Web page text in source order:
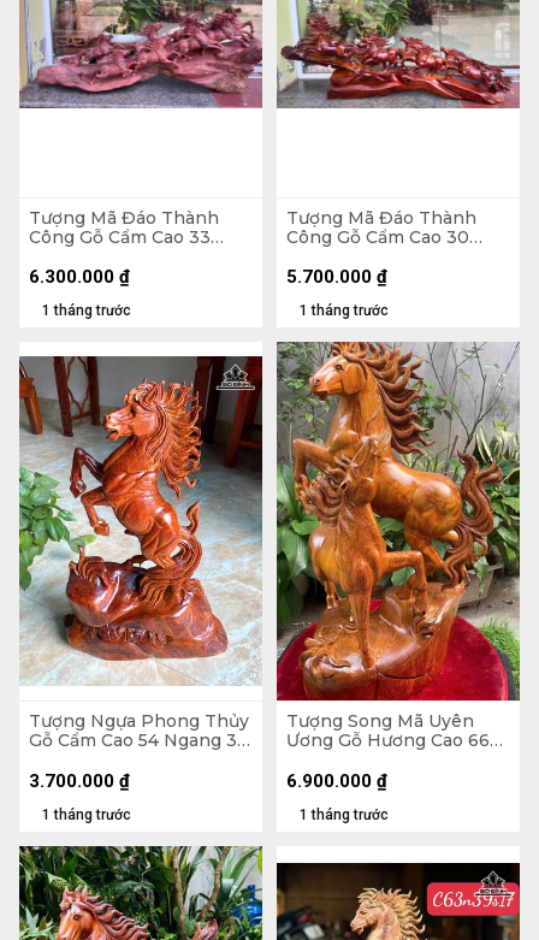
Tượng Mã Đáo Thành
Công Gỗ Cẩm Cao 33
1 tháng trước
6.300.000 ₫
Tượng Mã Đáo Thành
Công Gỗ Cẩm Cao 30
1 tháng trước
5.700.000 ₫
Tượng Ngựa Phong Thủy
Gỗ Cẩm Cao 54 Ngang 35
1 tháng trước
3.700.000 ₫
Tượng Song Mã Uyên
Ương Gỗ Hương Cao 66
1 tháng trước
6.900.000 ₫